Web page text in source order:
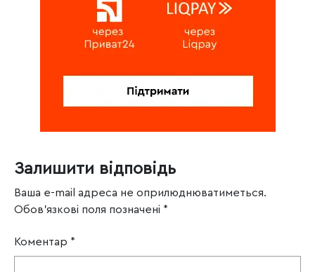
Залишити відповідь
Ваша e-mail адреса не оприлюднюватиметься.
Обов’язкові поля позначені *
Коментар *